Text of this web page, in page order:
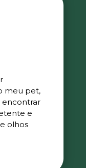
meu pet,
encontrar
e
olhos